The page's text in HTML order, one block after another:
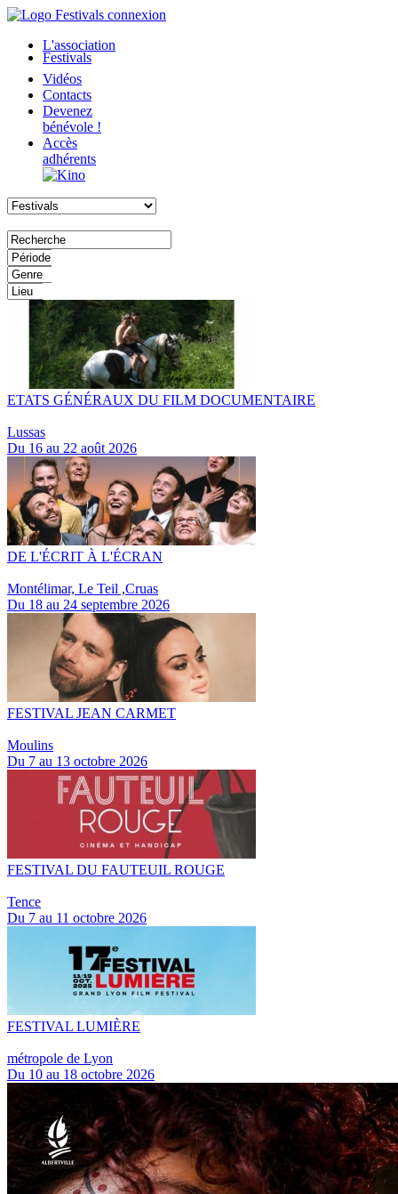
L'association
Festivals
Vidéos
Contacts
Devenez
bénévole !
Accès
adhérents
ETATS GÉNÉRAUX DU FILM DOCUMENTAIRE
Lussas
Du 16 au 22 août 2026
DE L'ÉCRIT À L'ÉCRAN
Montélimar, Le Teil ,Cruas
Du 18 au 24 septembre 2026
FESTIVAL JEAN CARMET
Moulins
Du 7 au 13 octobre 2026
FESTIVAL DU FAUTEUIL ROUGE
Tence
Du 7 au 11 octobre 2026
FESTIVAL LUMIÈRE
métropole de Lyon
Du 10 au 18 octobre 2026